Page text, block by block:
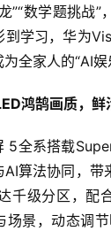
”“数学题挑战
到学习，华为
全家人的“AI娱
鸿鹄画质，鲜
5全系搭载
算法协同，带
千级分区，配
场景，动态调